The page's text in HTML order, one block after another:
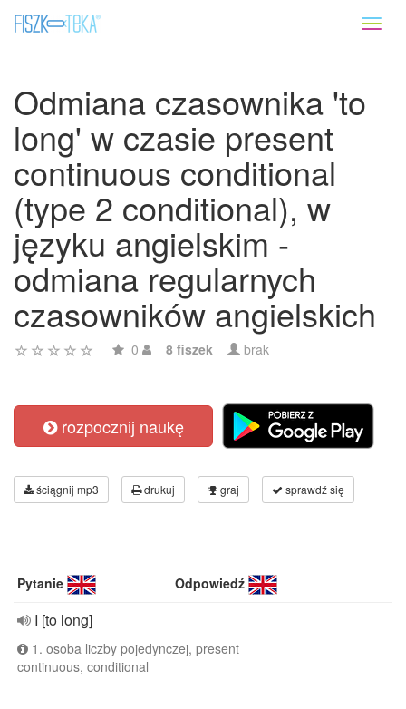
Odmiana czasownika 'to
long' w czasie present
continuous conditional
(type 2 conditional), w
języku angielskim -
odmiana regularnych
czasowników angielskich
0 8 fiszek brak
rozpocznij naukę
ściągnij mp3 drukuj graj sprawdź się
Pytanie Odpowiedź
I [to long]
1. osoba liczby pojedynczej, present
continuous, conditional